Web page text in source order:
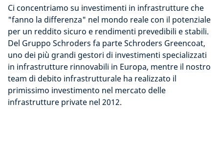
Ci concentriamo su investimenti in infrastrutture che
"fanno la differenza" nel mondo reale con il potenziale
per un reddito sicuro e rendimenti prevedibili e stabili.
Del Gruppo Schroders fa parte Schroders Greencoat,
uno dei più grandi gestori di investimenti specializzati
in infrastrutture rinnovabili in Europa, mentre il nostro
team di debito infrastrutturale ha realizzato il
primissimo investimento nel mercato delle
infrastrutture private nel 2012.